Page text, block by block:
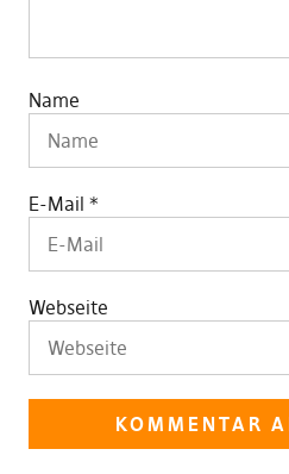
Name
E-Mail *
Webseite